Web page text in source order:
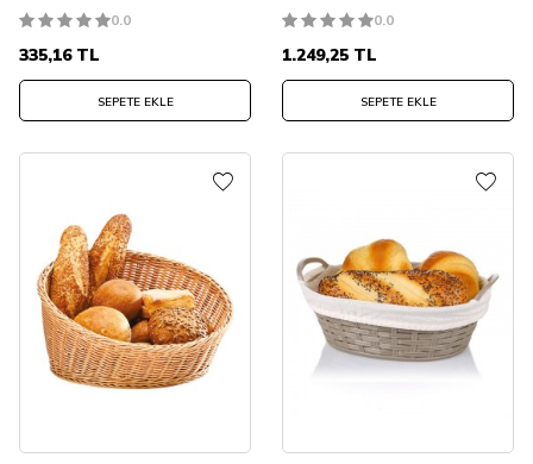
0.0
335,16TL
SEPETE EKLE
0.0
1.249,25 TL
SEPETE EKLE